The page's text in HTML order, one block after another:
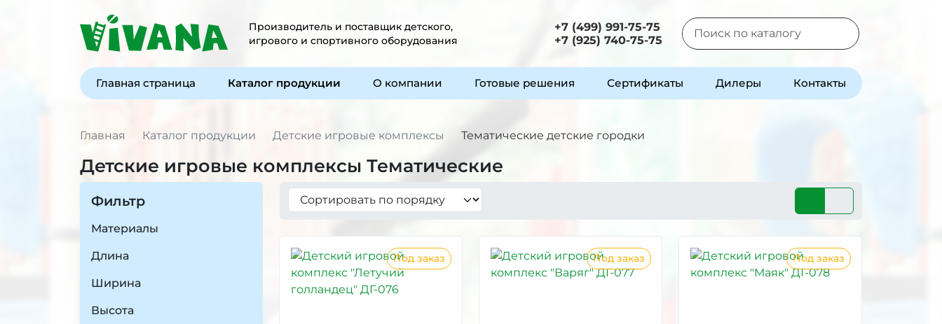
Производитель и поставщик детского,
игрового и спортивного оборудования
+7 (499) 991-75-75
+7 (925) 740-75-75
Главная страница Каталог продукции О компании Готовые решения Сертификаты Дилеры Контакты
Главная Каталог продукции Детские игровые комплексы Тематические детские городки
Детские игровые комплексы Тематические
Фильтр
Материалы
Длина
Ширина
Высота
Под заказ Под заказ Под заказ